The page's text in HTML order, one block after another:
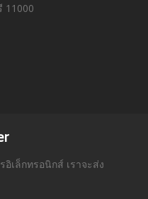
11000
เล็กทรอนิกส์ เราจะส่ง